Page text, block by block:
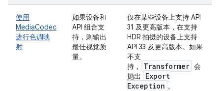
使用
MediaCodec
进行色调映
射
如果设备和
API 组合支
持，则输出
最佳视觉质
量。
仅在某些设备上支持 API
31 及更高版本，在支持
HDR 拍摄的设备上支持
API 33 及更高版本。如果
不支
持，
Transformer 会
抛出
Export
Exception 。